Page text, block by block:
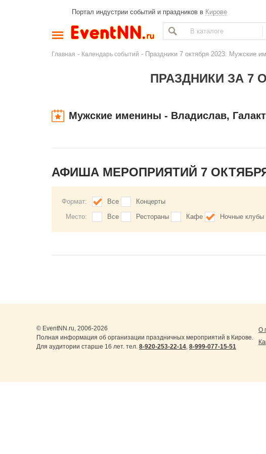
Портал индустрии событий и праздников в Кирове
Главная - Календарь событий - Праздники 7 октября 2023: Мужские
ПРАЗДНИКИ ЗА 7
Мужские именины - Владислав,
АФИША МЕРОПРИЯТИЙ 7
Формат: Все
Концерты
Место:
Все Рестораны Кафе Ночные клубы
© EventNN.ru, 2006-2026
Полная информация об организации праздничных мероприятий в Кирове.
Для аудитории старше 16 лет. тел. 8-920-253-22-14, 8-999-077-15-51
О